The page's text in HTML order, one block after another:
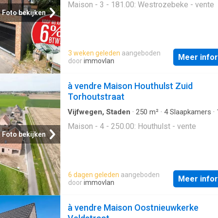
energetisch gerenoveerd in 2019
E-peil 67 Vloerverwarming op het
slaapkamers Gezellig terras met tuin
aangename Westrozebeke Deze woning is
ZONDER makelaar via het concep
Foto bekijken
Maison - 3 - 181.00: Westrozebeke - vente
3 weken geleden aangeboden
doorimmovlan Meer
Foto bekijken
à vendre Maison Houthulst Zuid
Torhoutstraat
Vijfwegen, Staden · 250 m² · 4Slaapkamers ·
Maison - 4 - 250.00: Houthulst - vente
6 dagen geleden aangeboden
doorimmovlan Meer
à vendre Maison Oostnieuwkerke